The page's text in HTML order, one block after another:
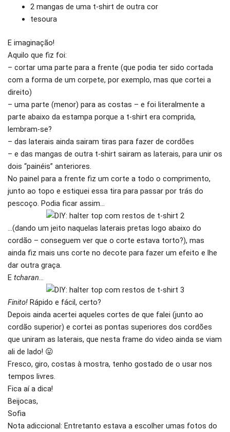
2 mangas de uma t-shirt de outra cor
tesoura
E imaginação!
Aquilo que fiz foi:
– cortar uma parte para a frente (que podia ter sido cortada
com a forma de um corpete, por exemplo, mas que cortei a
direito)
– uma parte (menor) para as costas – e foi literalmente a
parte abaixo da estampa porque a t-shirt era comprida,
lembram-se?
– das laterais ainda sairam tiras para fazer de cordões
– e das mangas de outra t-shirt sairam as laterais, para unir os
dois “painéis” anteriores.
No painel para a frente fiz um corte a todo o comprimento,
junto ao topo e estiquei essa tira para passar por trás do
pescoço. Podia ficar assim…
…(dando um jeito naquelas laterais pretas logo abaixo do
cordão – conseguem ver que o corte estava torto?), mas
ainda fiz mais uns corte no decote para fazer um efeito e lhe
dar outra graça.
E tcharan…
Finito! Rápido e fácil, certo?
Depois ainda acertei aqueles cortes de que falei (junto ao
cordão superior) e cortei as pontas superiores dos cordões
que uniram as laterais, que nesta frame do video ainda se viam
ali de lado! 😛
Fresco, giro, costas à mostra, tenho gostado de o usar nos
tempos livres.
Fica aí a dica!
Beijocas,
Sofia
Nota adiccional: Entretanto estava a escolher umas fotos do